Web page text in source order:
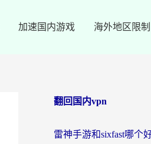
加速国内游戏 海外地区限制
翻回国内vpn